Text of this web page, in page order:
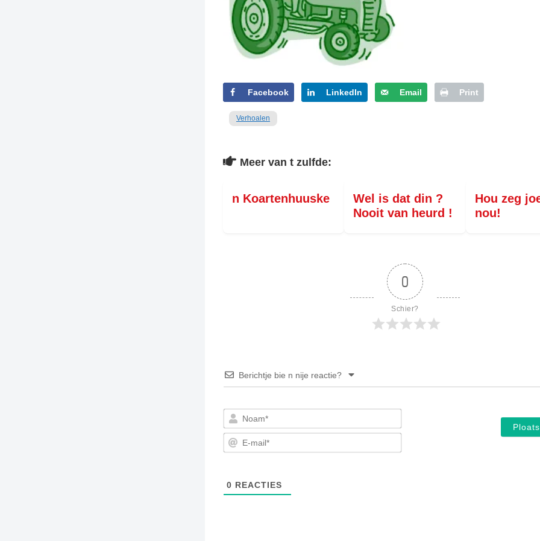
TENEEL
VERHOALEN
Facebook LinkedIn Email Print
Verhoalen
Meer van t zulfde:
n Koartenhuuske
Wel is dat din ?
Nooit van heurd !
Hou zeg
nou!
0
Schier?
Berichtje bie n nije reactie?
Noam*
E-
0 REACTIES